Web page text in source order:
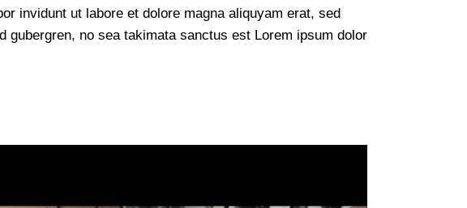
invidunt ut labore et dolore magna aliquyam erat, sed
no sea takimata sanctus est Lorem ipsum dolor